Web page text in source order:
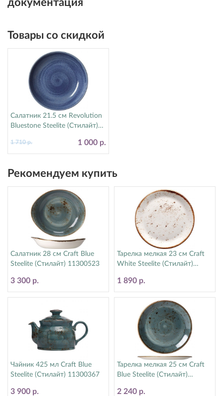
документация
Товары со скидкой
Салатник 21.5 см Revolution
Bluestone Steelite (Стилайт)
1 000 р.
1 710 р.
Рекомендуем купить
Салатник 28 см Craft Blue
Steelite (Стилайт) 11300523
3 300 р.
Тарелка мелкая 23 см Craft
White Steelite (Стилайт)
1 890 р.
Чайник 425 мл Craft Blue
Steelite (Стилайт) 11300367
3 900 р.
Тарелка мелкая 25 см Craft
Blue Steelite (Стилайт)
2 240 р.